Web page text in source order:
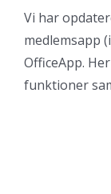
Vi har
medlemsapp
OfficeApp.
funktioner